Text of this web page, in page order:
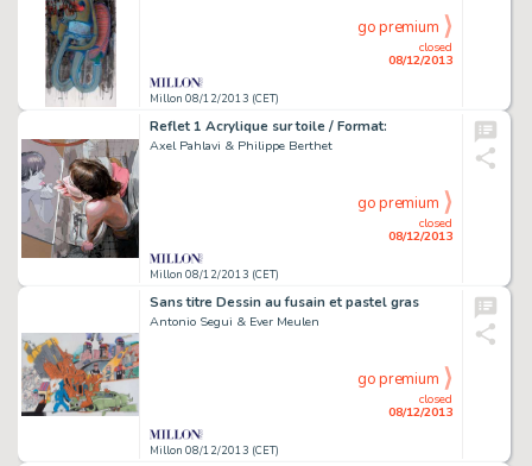
Millon 08/12/2013 (CET)
closed
08/12/2013
go premium
Reflet 1 Acrylique sur toile / Format:
Axel Pahlavi & Philippe Berthet
Millon 08/12/2013 (CET)
closed
08/12/2013
go premium
Sans titre Dessin au fusain et pastel gras
Antonio Segui & Ever Meulen
Millon 08/12/2013 (CET)
closed
08/12/2013
go premium